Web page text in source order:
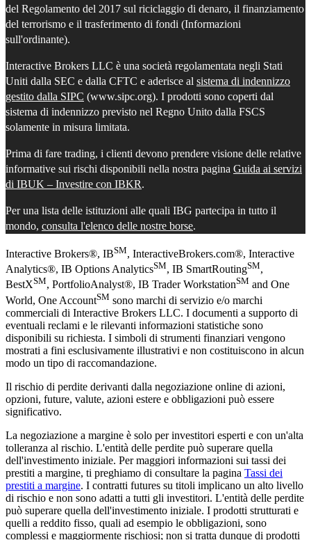
del Regolamento del 2017 sul riciclaggio di denaro, il finanziamento
del terrorismo e il trasferimento di fondi (Informazioni
sull'ordinante).
Interactive Brokers LLC è una società regolamentata negli Stati
Uniti dalla SEC e dalla CFTC e aderisce al sistema di indennizzo
gestito dalla SIPC (www.sipc.org). I prodotti sono coperti dal
sistema di indennizzo previsto nel Regno Unito dalla FSCS
solamente in misura limitata.
Prima di fare trading, i clienti devono prendere visione delle relative
informative sui rischi disponibili nella nostra pagina Guida ai servizi
di IBUK – Investire con IBKR.
Per una lista delle istituzioni alle quali IBG partecipa in tutto il
mondo, consulta l'elenco delle nostre borse.
Interactive Brokers®, IBSM, InteractiveBrokers.com®, Interactive
Analytics®, IB Options AnalyticsSM, IB SmartRoutingSM,
BestXSM, PortfolioAnalyst®, IB Trader WorkstationSM and One
World, One AccountSM sono marchi di servizio e/o marchi
commerciali di Interactive Brokers LLC. I documenti a supporto di
eventuali reclami e le rilevanti informazioni statistiche sono
disponibili su richiesta. I simboli di strumenti finanziari vengono
mostrati a fini esclusivamente illustrativi e non costituiscono in alcun
modo un tipo di raccomandazione.
Il rischio di perdite derivanti dalla negoziazione online di azioni,
opzioni, future, valute, azioni estere e obbligazioni può essere
significativo.
La negoziazione a margine è solo per investitori esperti e con un'alta
tolleranza al rischio. L'entità delle perdite può superare quella
dell'investimento iniziale. Per maggiori informazioni sui tassi dei
prestiti a margine, ti preghiamo di consultare la pagina Tassi dei
prestiti a margine. I contratti futures su titoli implicano un alto livello
di rischio e non sono adatti a tutti gli investitori. L'entità delle perdite
può superare quella dell'investimento iniziale. I prodotti strutturati e
quelli a reddito fisso, quali ad esempio le obbligazioni, sono
complessi e maggiormente rischiosi; non si tratta dunque di prodotti